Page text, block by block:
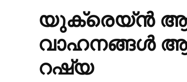
യുക്രെയ്ൻ
വാഹനങ്ങൾ
റഷ്യ